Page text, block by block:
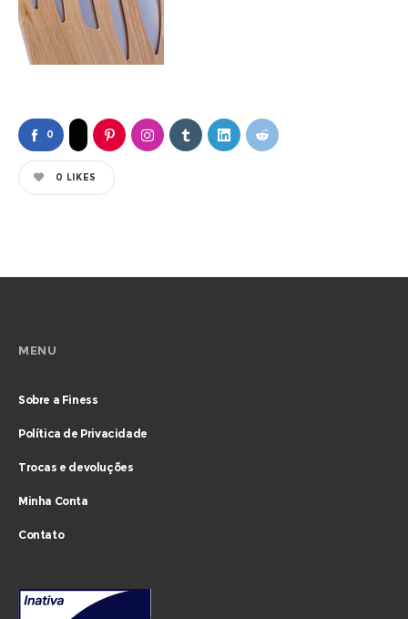
0
0 LIKES
MENU
Sobre a Finess
Política de Privacidade
Trocas e devoluções
Minha Conta
Contato